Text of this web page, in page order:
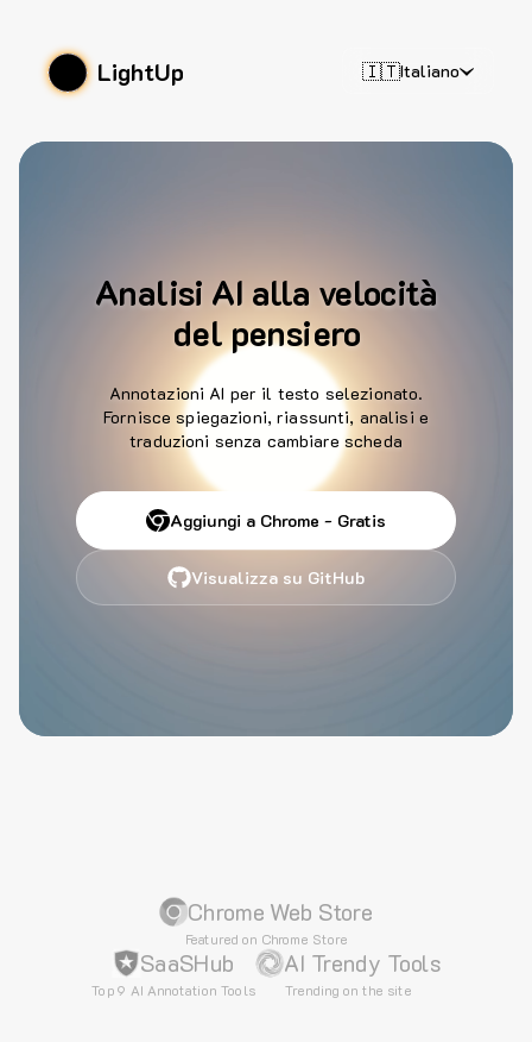
LightUp 🇮🇹Italiano
Analisi AI alla velocità
del pensiero
Annotazioni AI per il testo selezionato.
Fornisce spiegazioni, riassunti, analisi e
traduzioni senza cambiare scheda
Aggiungi a Chrome - Gratis
Visualizza su GitHub
Chrome Web Store
Featured on Chrome Store
SaaSHub
Top 9 AI Annotation Tools
AI Trendy Tools
Trending on the site